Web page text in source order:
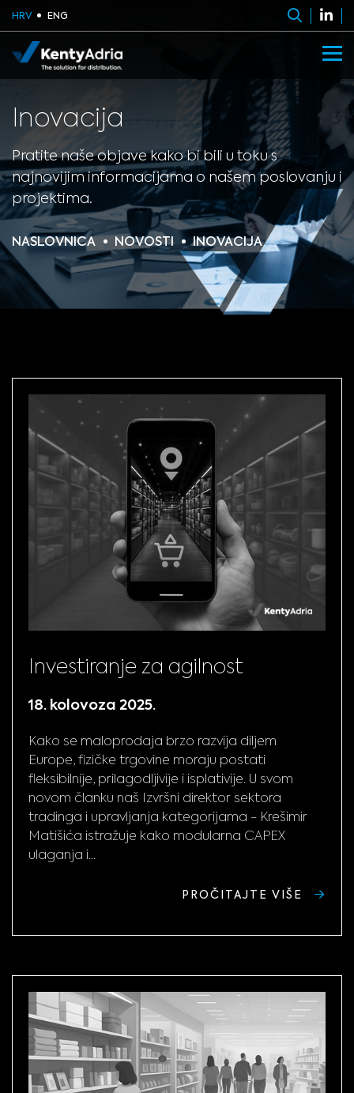
HRV ENG
Inovacija
Pratite naše objave kako bi bili u toku s
najnovijim informacijama o našem poslovanju i
projektima.
NASLOVNICA NOVOSTI INOVACIJA
Investiranje za agilnost
18. kolovoza 2025.
Kako se maloprodaja brzo razvija diljem
Europe, fizičke trgovine moraju postati
fleksibilnije, prilagodljivije i isplativije. U svom
novom članku naš Izvršni direktor sektora
tradinga i upravljanja kategorijama - Krešimir
Matišića istražuje kako modularna CAPEX
ulaganja i...
PROČITAJTE VIŠE